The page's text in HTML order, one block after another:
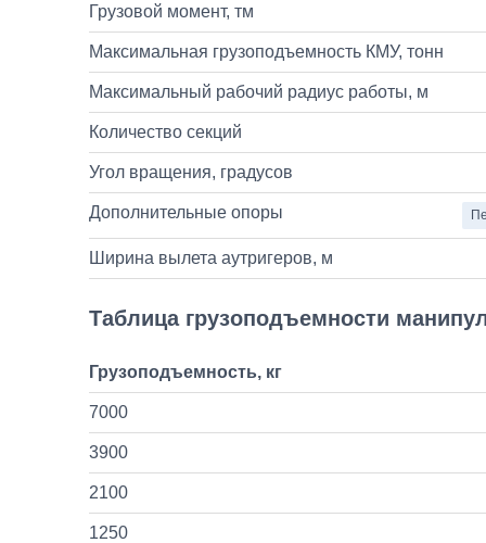
Грузовой момент, тм
Максимальная грузоподъемность КМУ, тонн
Максимальный рабочий радиус работы, м
Количество секций
Угол вращения, градусов
Дополнительные опоры
Ширина вылета аутригеров, м
Таблица грузоподъемности
Грузоподъемность, кг
7000
3900
2100
1250